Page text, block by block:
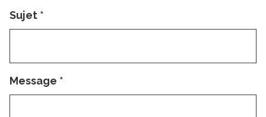
Sujet *
Message *